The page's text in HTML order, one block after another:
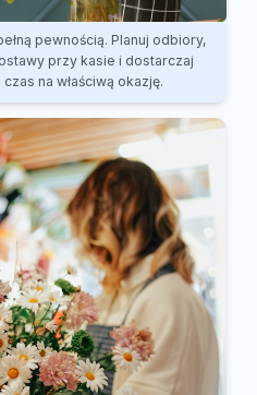
pewnością. Planuj odbiory,
przy kasie i dostarczaj
na właściwą okazję.